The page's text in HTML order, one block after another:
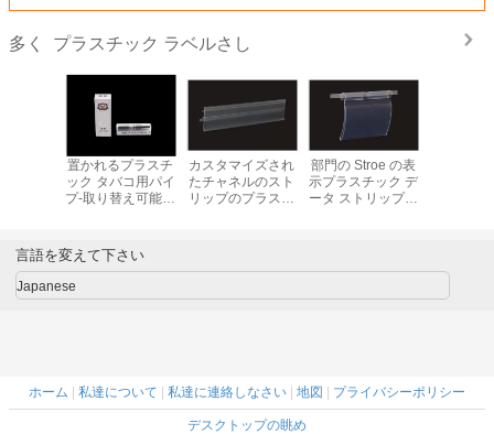
多く プラスチック ラベルさし
置かれるプラスチ
ック タバコ用パイ
プ-取り替え可能な
カスタマイズされ
たチャネルのスト
リップのプラスチ
部門の Stroe の表
示プラスチック デ
ータ ストリップの
言語を変えて下さい
Japanese
ホーム 私達について 私達に連絡しなさい 地図 プライバシーポリシー
デスクトップの眺め